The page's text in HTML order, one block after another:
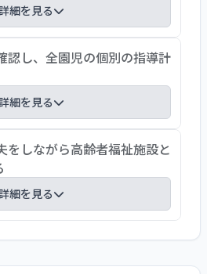
表がメインとなってい
性に改善余地の大きな
。地域の福祉ニーズに応
信のあり方の再考が望
細を見る
周知については園のマニュ
め方」や「問題解決のため
明示している。職員はこれ
て日々の会議や問題解決の
る。園長も園の重要な案件
プダウンの指示を出すので
職員間での議論を促すこと
にも若手職員等も自身の意思
ループでの議論環境として
目標を早期に理解できるよ
の場に参加させるなどの運
見られる。
し、全園児の個別の指導計
細を見る
を大切に育むため、1歳～5
指導計画を立てている。年
は、子どもに経験させたい
伸ばしたいなどについて保
いる。個人面談では、保護
した個別計画に沿って面談
しながら高齢者福祉施設と
細を見る
福祉施設があり新型コロナ